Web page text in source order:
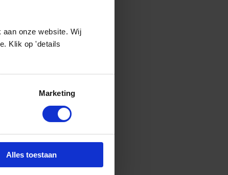
aan onze website. Wij
Klik op 'details
Marketing
Alles toestaan